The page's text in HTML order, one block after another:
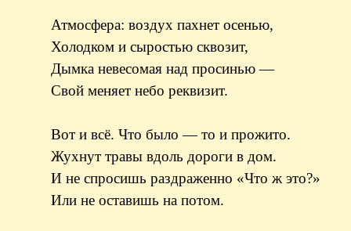
Атмосфера: воздух пахнет осенью,
Холодком и сыростью сквозит,
Дымка невесомая над просинью —
Свой меняет небо реквизит.
Вот и всё. Что было — то и прожито.
Жухнут травы вдоль дороги в дом.
И не спросишь раздраженно «Что ж это?»
Или не оставишь на потом.